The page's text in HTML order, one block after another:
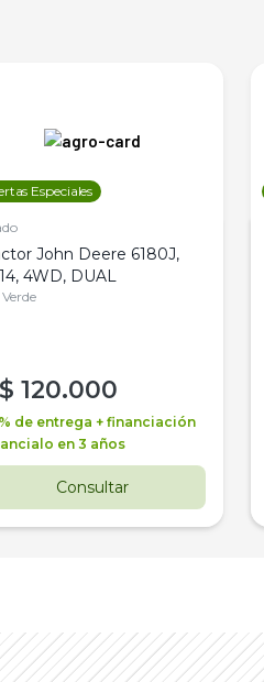
Especiales
John Deere 6180J,
4WD, DUAL
Verde
120.000
de entrega + financiación
en 3 años
Consultar